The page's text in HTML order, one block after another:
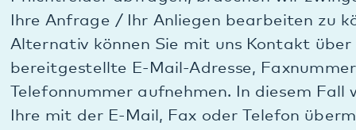
Fax oder Telefon ist Rechtsgrundlage für die
Verarbeitung der Daten unser berechtigtes
Interesse an der Datenverarbeitung gemäß Art. 6
Absatz 1 Buchstabe f DSGVO, um Ihr Anliegen
beantworten und bearbeiten zu können. Wir
benötigen Ihre Mailadresse, Ihre Faxnummer, Ihre